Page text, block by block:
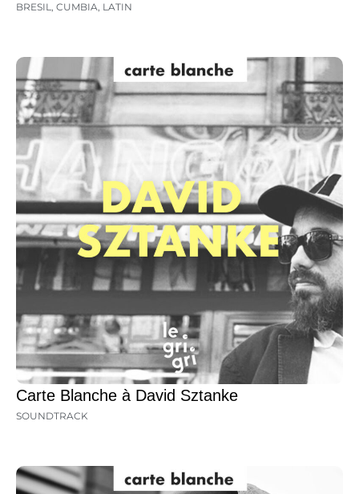
BRESIL, CUMBIA, LATIN
Carte Blanche à David Sztanke
SOUNDTRACK